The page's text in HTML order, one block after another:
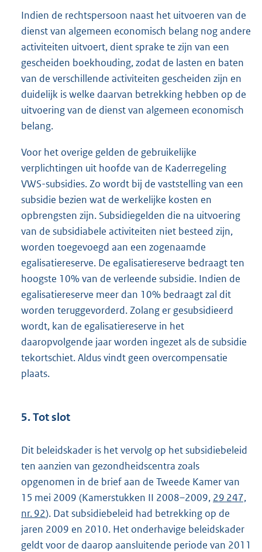
Indien de rechtspersoon naast het uitvoeren van de
dienst van algemeen economisch belang nog andere
activiteiten uitvoert, dient sprake te zijn van een
gescheiden boekhouding, zodat de lasten en baten
van de verschillende activiteiten gescheiden zijn en
duidelijk is welke daarvan betrekking hebben op de
uitvoering van de dienst van algemeen economisch
belang.
Voor het overige gelden de gebruikelijke
verplichtingen uit hoofde van de Kaderregeling
VWS-subsidies. Zo wordt bij de vaststelling van een
subsidie bezien wat de werkelijke kosten en
opbrengsten zijn. Subsidiegelden die na uitvoering
van de subsidiabele activiteiten niet besteed zijn,
worden toegevoegd aan een zogenaamde
egalisatiereserve. De egalisatiereserve bedraagt ten
hoogste 10% van de verleende subsidie. Indien de
egalisatiereserve meer dan 10% bedraagt zal dit
worden teruggevorderd. Zolang er gesubsidieerd
wordt, kan de egalisatiereserve in het
daaropvolgende jaar worden ingezet als de subsidie
tekortschiet. Aldus vindt geen overcompensatie
plaats.
5. Tot slot
Dit beleidskader is het vervolg op het subsidiebeleid
ten aanzien van gezondheidscentra zoals
opgenomen in de brief aan de Tweede Kamer van
15 mei 2009 (Kamerstukken II 2008–2009, 29 247,
nr. 92). Dat subsidiebeleid had betrekking op de
jaren 2009 en 2010. Het onderhavige beleidskader
geldt voor de daarop aansluitende periode van 2011